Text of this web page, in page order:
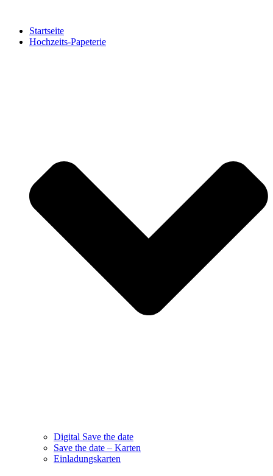
springenStartseite
Hochzeits-Papeterie
Digital Save the date
Save the date – Karten
Einladungskarten